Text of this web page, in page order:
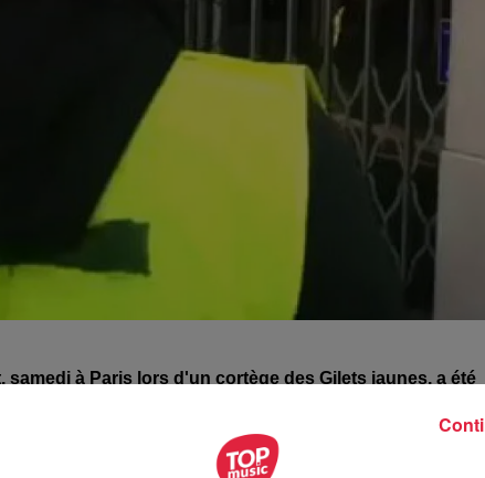
à Paris lors d'un cortège des Gilets jaunes, a été
ans, vendeur de téléphones portables à Mulhouse